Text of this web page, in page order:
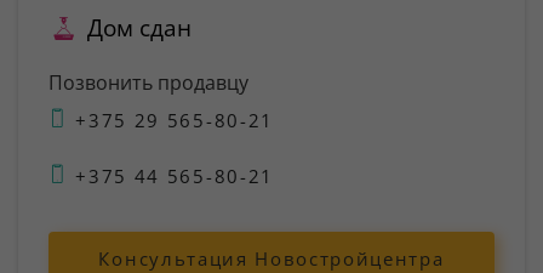
Дом сдан
Позвонить продавцу
+375 29 565-80-21
+375 44 565-80-21
Консультация Новостройцентра